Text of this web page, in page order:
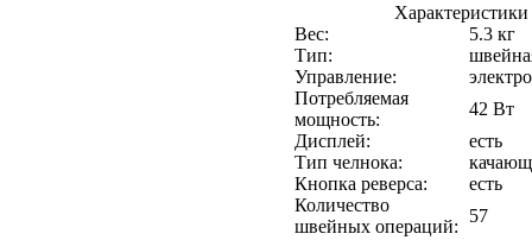
Вес:
5.3 кг
Тип:
Управление:
Потребляемая
мощность:
42 Вт
Дисплей:
есть
Тип челнока:
Кнопка реверса:
есть
Количество
швейных операций:
57